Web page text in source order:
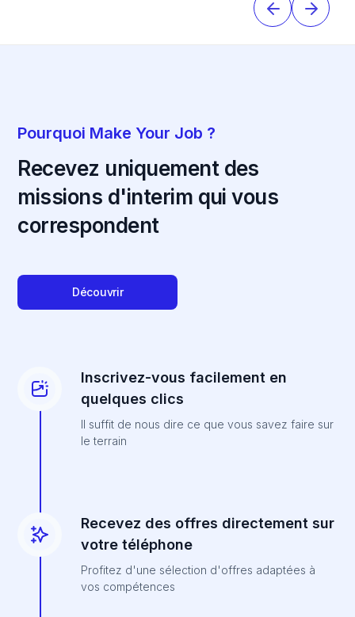
Pourquoi Make Your Job ?
Recevez uniquement des
missions d'interim qui vous
correspondent
Découvrir
Inscrivez-vous facilement en
quelques clics
Il suffit de nous dire ce que vous savez faire sur
le terrain
Recevez des offres directement sur
votre téléphone
Profitez d'une sélection d'offres adaptées à
vos compétences